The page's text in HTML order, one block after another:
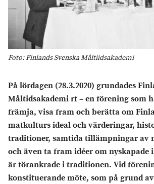
Foto: Finlands Svenska Måltiidsakademi
På lördagen (28.3.2020) grundades
Måltidsakademi rf – en förening som
främja, visa fram och berätta om
matkulturs ideal och värderingar,
traditioner, samtida tillämpningar av
och även ta fram idéer om nyskapade
är förankrade i traditionen. Vid
konstituerande möte, som på grund av